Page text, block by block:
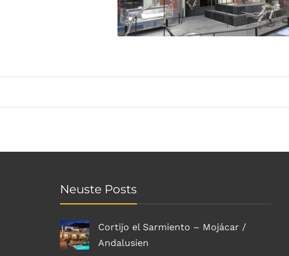
Neuste Posts
Cortijo el Sarmiento – Mojácar /
Andalusien